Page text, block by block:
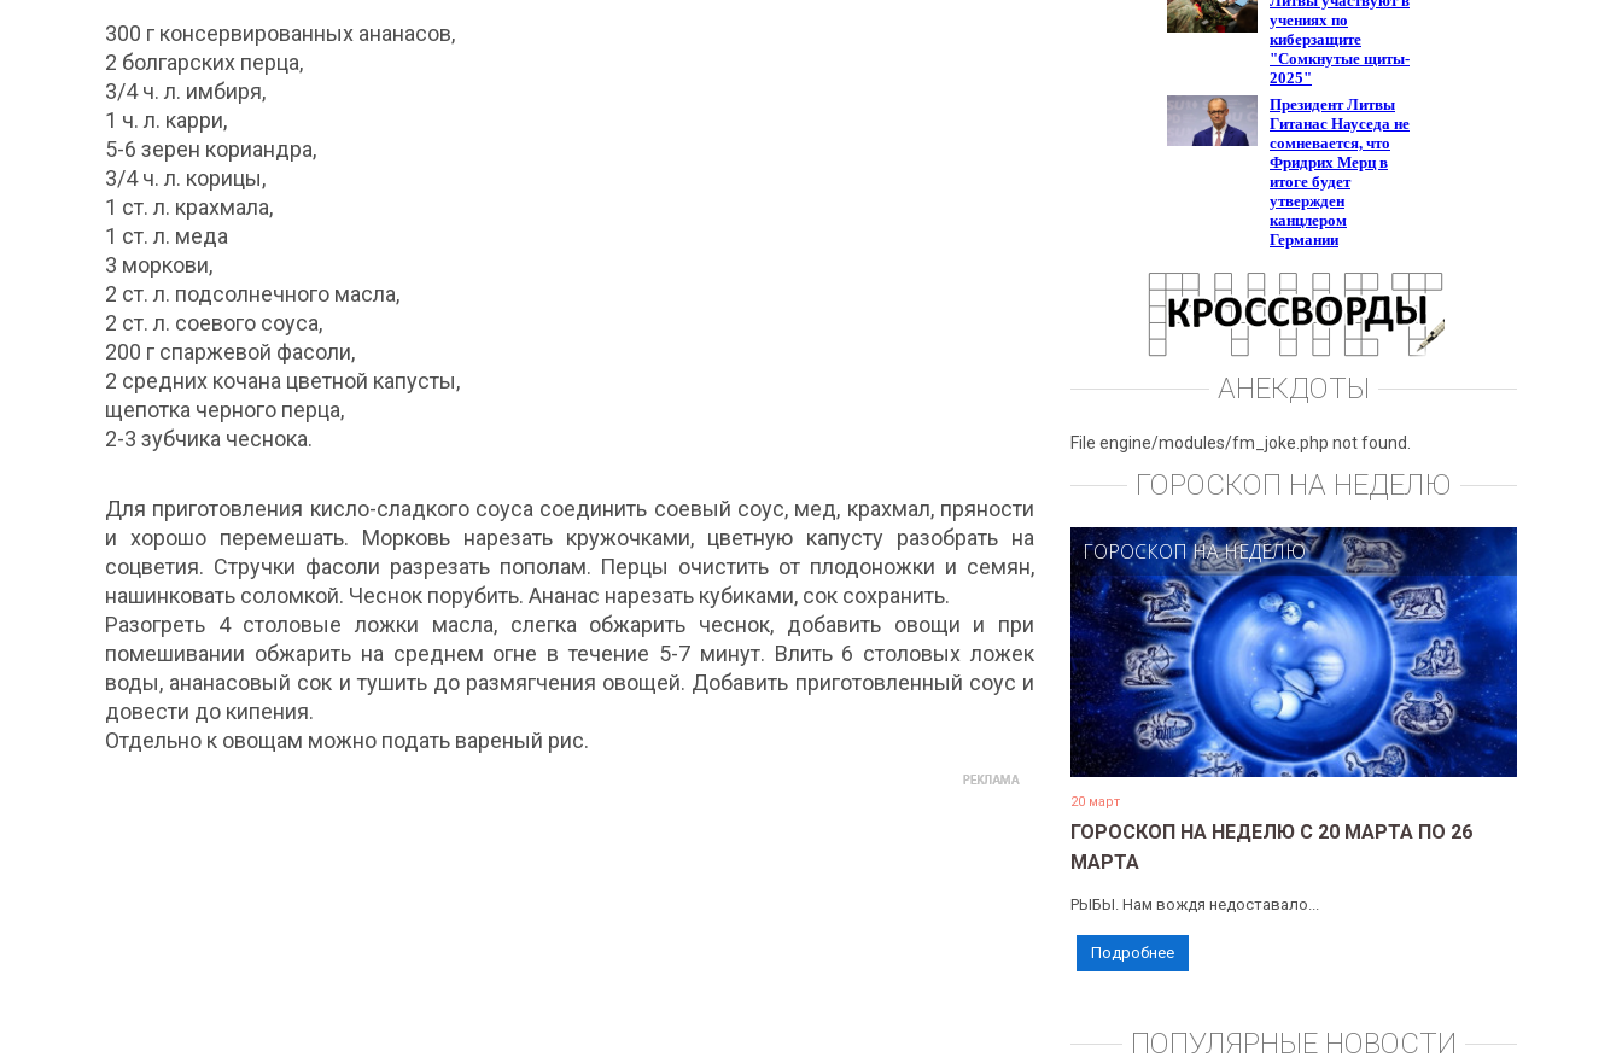
300 г консервированных ананасов,
2 болгарских перца,
3/4 ч. л. имбиря,
1 ч. л. карри,
5-6 зерен кориандра,
3/4 ч. л. корицы,
1 ст. л. крахмала,
1 ст. л. меда
3 моркови,
2 ст. л. подсолнечного масла,
2 ст. л. соевого соуса,
200 г спаржевой фасоли,
2 средних кочана цветной капусты,
щепотка черного перца,
2-3 зубчика чеснока.
Для приготовления кисло-сладкого соуса соединить соевый соус, мед, крахмал, пряности
и хорошо перемешать. Морковь нарезать кружочками, цветную капусту разобрать на
соцветия. Стручки фасоли разрезать пополам. Перцы очистить от плодоножки и семян,
нашинковать соломкой. Чеснок порубить. Ананас нарезать кубиками, сок сохранить.
Разогреть 4 столовые ложки масла, слегка обжарить чеснок, добавить овощи и при
помешивании обжарить на среднем огне в течение 5-7 минут. Влить 6 столовых ложек
воды, ананасовый сок и тушить до размягчения овощей. Добавить приготовленный соус и
довести до кипения.
Отдельно к овощам можно подать вареный рис.
АНЕКДОТЫ
File engine/modules/fm_joke.php not found.
ГОРОСКОП НА НЕДЕЛЮ
ГОРОСКОП НА НЕДЕЛЮ
20 март
ГОРОСКОП НА НЕДЕЛЮ С 20 МАРТА ПО 26
МАРТА
РЫБЫ. Нам вождя недоставало...
Подробнее
ПОПУЛЯРНЫЕ НОВОСТИ